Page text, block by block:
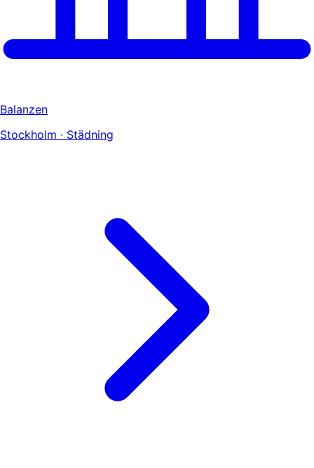
Balanzen
Stockholm · Städning